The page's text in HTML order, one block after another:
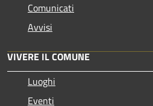
Comunicati
Avvisi
VIVERE IL COMUNE
Luoghi
Eventi